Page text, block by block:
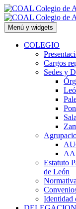
Saltar
al
contenido
Menú y widgets
COLEGIO
Cargos
Sedes y
Estatuto
de León
Identidad